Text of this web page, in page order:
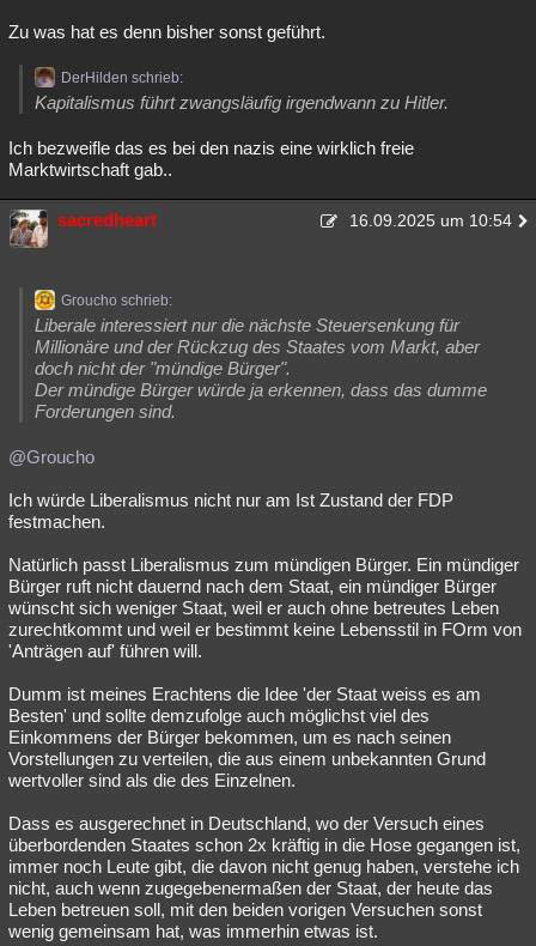
Zu was hat es denn bisher sonst geführt.
DerHilden schrieb:
Kapitalismus führt zwangsläufig irgendwann zu Hitler.
Ich bezweifle das es bei den nazis eine wirklich freie
Marktwirtschaft gab..
sacredheart 16.09.2025 um 10:54
Groucho schrieb:
Liberale interessiert nur die nächste Steuersenkung für
Millionäre und der Rückzug des Staates vom Markt, aber
doch nicht der "mündige Bürger".
Der mündige Bürger würde ja erkennen, dass das dumme
Forderungen sind.
@Groucho
Ich würde Liberalismus nicht nur am Ist Zustand der FDP
festmachen.
Natürlich passt Liberalismus zum mündigen Bürger. Ein mündiger
Bürger ruft nicht dauernd nach dem Staat, ein mündiger Bürger
wünscht sich weniger Staat, weil er auch ohne betreutes Leben
zurechtkommt und weil er bestimmt keine Lebensstil in FOrm von
'Anträgen auf' führen will.
Dumm ist meines Erachtens die Idee 'der Staat weiss es am
Besten' und sollte demzufolge auch möglichst viel des
Einkommens der Bürger bekommen, um es nach seinen
Vorstellungen zu verteilen, die aus einem unbekannten Grund
wertvoller sind als die des Einzelnen.
Dass es ausgerechnet in Deutschland, wo der Versuch eines
überbordenden Staates schon 2x kräftig in die Hose gegangen ist,
immer noch Leute gibt, die davon nicht genug haben, verstehe ich
nicht, auch wenn zugegebenermaßen der Staat, der heute das
Leben betreuen soll, mit den beiden vorigen Versuchen sonst
wenig gemeinsam hat, was immerhin etwas ist.